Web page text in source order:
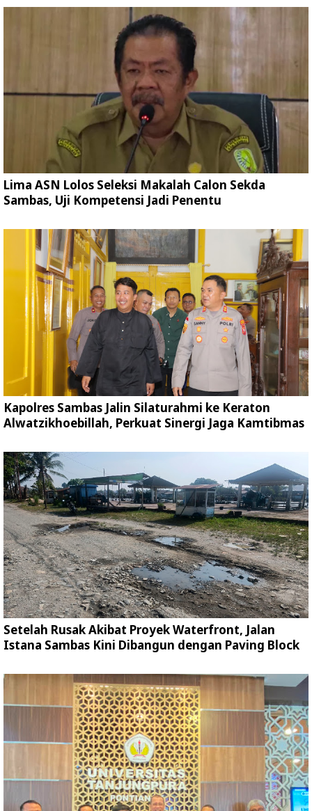
Lima ASN Lolos Seleksi Makalah Calon Sekda
Sambas, Uji Kompetensi Jadi Penentu
Kapolres Sambas Jalin Silaturahmi ke Keraton
Alwatzikhoebillah, Perkuat Sinergi Jaga Kamtibmas
Setelah Rusak Akibat Proyek Waterfront, Jalan
Istana Sambas Kini Dibangun dengan Paving Block